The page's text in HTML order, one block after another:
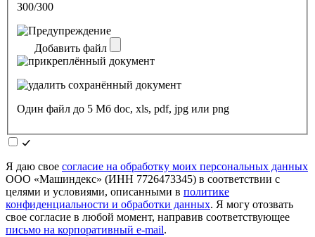
300/300
Добавить файл
Один файл до 5 Мб doc, xls, pdf, jpg или png
Я даю свое согласие на обработку моих персональных данных
ООО «Машиндекс» (ИНН 7726473345) в соответствии с
целями и условиями, описанными в политике
конфиденциальности и обработки данных. Я могу отозвать
свое согласие в любой момент, направив соответствующее
письмо на корпоративный e-mail.